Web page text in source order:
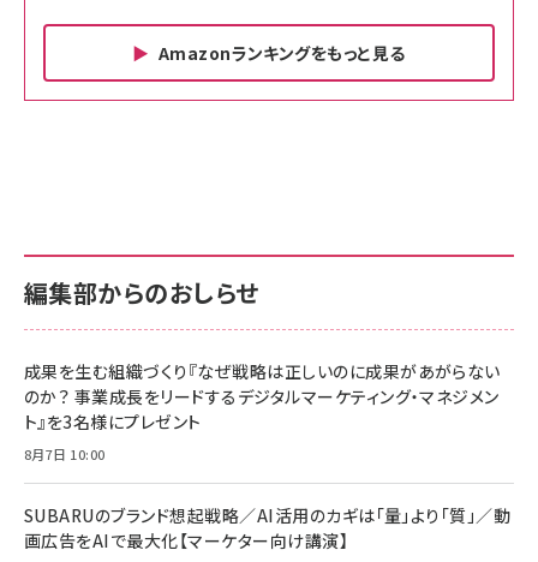
Amazonランキングをもっと見る
￥880
anan(アンアン)2026/06/24号 No.2500増刊
スペシャルエディション[王道エンタメの矜持／
￥1,100
anan(アンアン)2026/07/08号 No.2502[2026
￥880
ママ投資家が育休中に１億貯めた株式投資
サポート正規品 メーカー保証5年 KLMEA128G
NIMASO ガラスフィルム iPhone 17 用 保護フィ
すい ガイド枠付き いPhone17 (6.3インチ) 対応
2枚セット DSP25F1698
￥1,599
￥6,980
サポート正規品 メーカー保証5年 KLMEA128G
Amazon eギフトカード - Amazonロゴ - クラ
￥5,000
Anker PowerLine III Flow USB-C & USB-C
Pro/Air 各種対応 (1.8m ミッドナイトブラック)
￥1,890
編集部からのおしらせ
成果を生む組織づくり『なぜ戦略は正しいのに成果があがらない
のか？ 事業成長をリードするデジタルマーケティング・マネジメン
ト』を3名様にプレゼント
8月7日 10:00
SUBARUのブランド想起戦略／AI活用のカギは「量」より「質」／動
画広告をAIで最大化【マーケター向け講演】